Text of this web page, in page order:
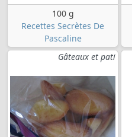
100 g
Recettes Secrètes De
Pascaline
Gâteaux et pati